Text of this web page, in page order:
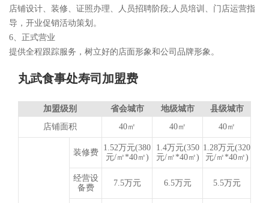
店铺设计、装修、证照办理、人员招聘阶段;人员培训、门店运营指
导，开业促销活动策划。
6、正式营业
提供全程跟踪服务，树立好的店面形象和公司品牌形象。
丸武食事处寿司加盟费
加盟级别 省会城市 地级城市
县级城市
店铺面积
40㎡ 40㎡ 40㎡
装修费
1.52万元(380
元/㎡*40㎡)
1.4万元(350
元/㎡*40㎡)
1.28万元(320
元/㎡*40㎡)
经营设
备费
7.5万元 6.5万元 5.5万元